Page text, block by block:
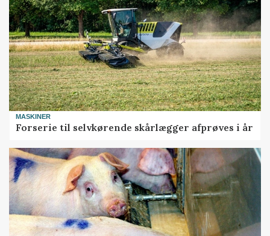
MASKINER
Forserie til selvkørende skårlægger afprøves i år